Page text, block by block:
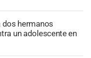
dos hermanos
un adolescente en